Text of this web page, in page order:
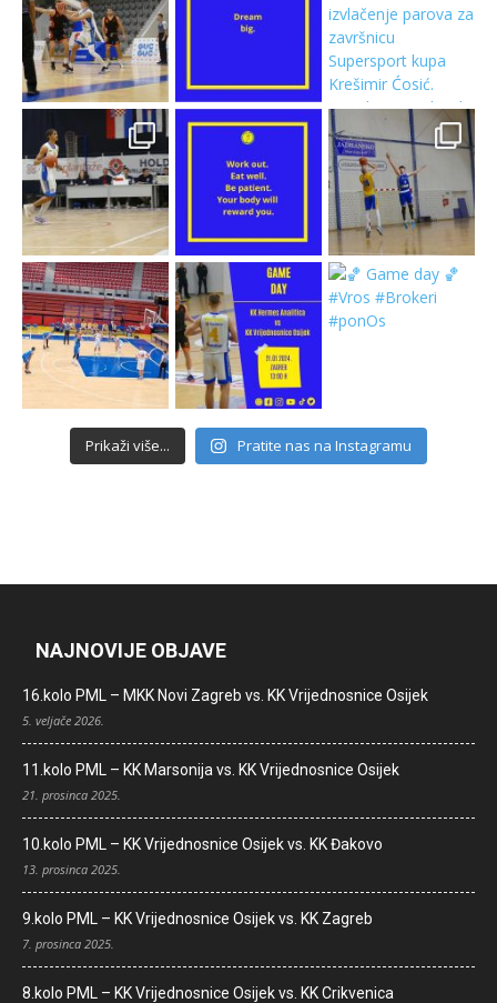
Prikaži više... Pratite nas na Instagramu
NAJNOVIJE OBJAVE
16.kolo PML – MKK Novi Zagreb vs. KK Vrijednosnice Osijek
5. veljače 2026.
11.kolo PML – KK Marsonija vs. KK Vrijednosnice Osijek
21. prosinca 2025.
10.kolo PML – KK Vrijednosnice Osijek vs. KK Đakovo
13. prosinca 2025.
9.kolo PML – KK Vrijednosnice Osijek vs. KK Zagreb
7. prosinca 2025.
8.kolo PML – KK Vrijednosnice Osijek vs. KK Crikvenica